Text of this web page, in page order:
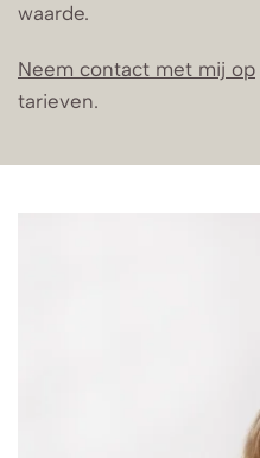
waarde.
Neem contact met mij op
tarieven.